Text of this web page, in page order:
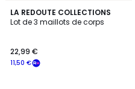
LA REDOUTE COLLECTIONS
Lot de 3 maillots de corps
11,50 €
22,99 €